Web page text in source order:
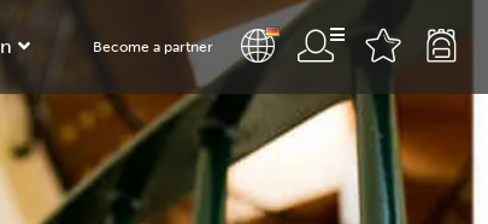
Become a partner